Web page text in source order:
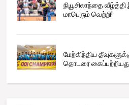
நியூசிலாந்தை
மாபெரும் வெற்றி!
மேற்கிந்திய
தொடரை